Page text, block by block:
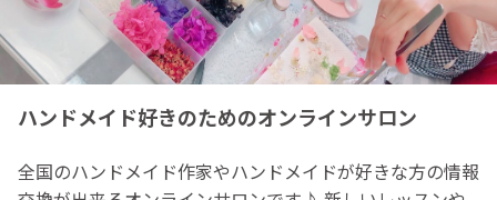
ハンドメイド好きのためのオンラインサロン
全国のハンドメイド作家やハンドメイドが好きな方の情報